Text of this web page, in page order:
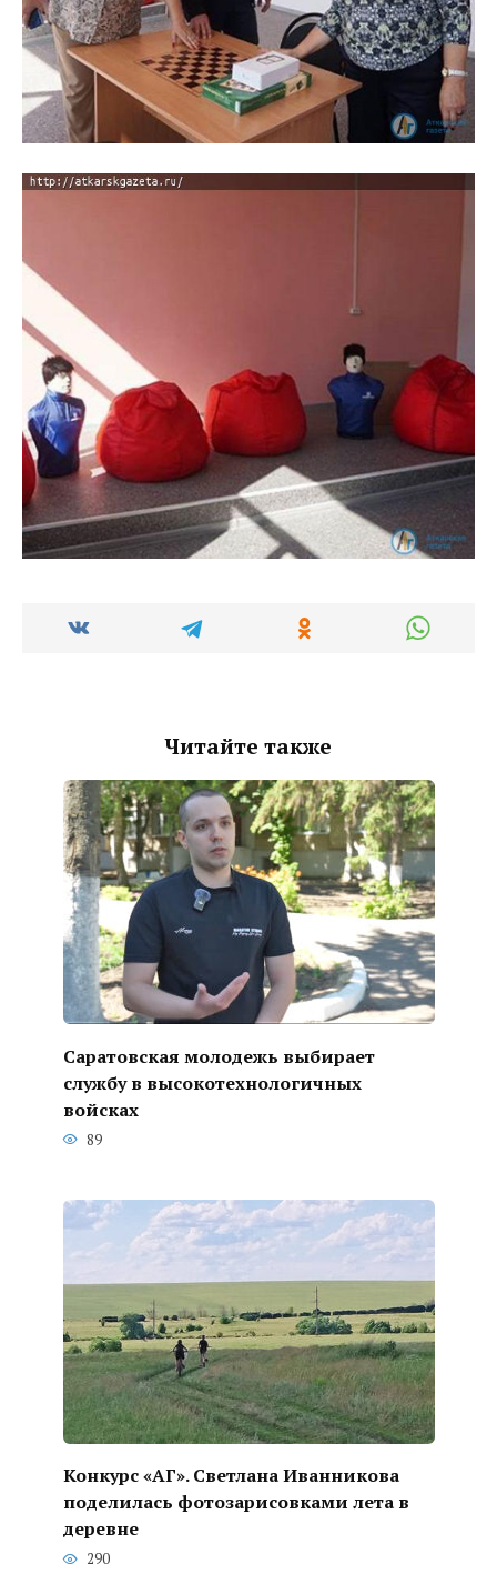
Читайте также
Саратовская молодежь выбирает
службу в высокотехнологичных
войсках
89
Конкурс «АГ». Светлана Иванникова
поделилась фотозарисовками лета в
деревне
290